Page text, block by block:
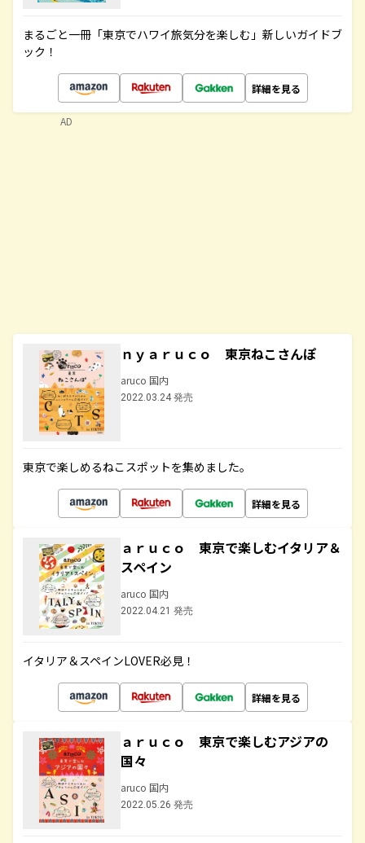
まるごと一冊「東京でハワイ旅気分を楽しむ」新しいガイドブ
ック！
詳細を見る
ｎｙａｒｕｃｏ 東京ねこさんぽ
aruco 国内
2022.03.24 発売
東京で楽しめるねこスポットを集めました。
詳細を見る
ａｒｕｃｏ 東京で楽しむイタリア＆
スペイン
aruco 国内
2022.04.21 発売
イタリア＆スペインLOVER必見！
詳細を見る
ａｒｕｃｏ 東京で楽しむアジアの
国々
aruco 国内
2022.05.26 発売
AD